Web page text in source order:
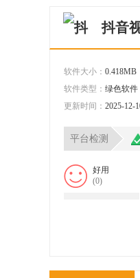
抖音
软件大小： 0.418MB
软件类型： 绿色软件
更新时间： 2025-12-
平台检测
好用
(0)